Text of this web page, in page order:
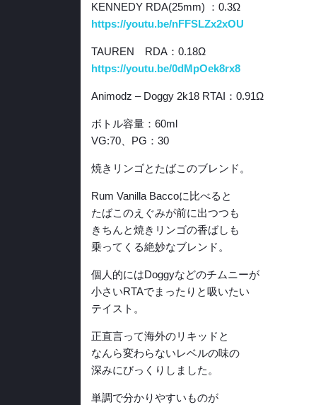
KENNEDY RDA(25mm) ：0.3Ω
https://youtu.be/nFFSLZx2xOU
TAUREN RDA：0.18Ω
https://youtu.be/0dMpOek8rx8
Animodz – Doggy 2k18 RTAI：0.91Ω
ボトル容量：60ml
VG:70、PG：30
焼きリンゴとたばこのブレンド。
Rum Vanilla Baccoに比べると
たばこのえぐみが前に出つつも
きちんと焼きリンゴの香ばしも
乗ってくる絶妙なブレンド。
個人的にはDoggyなどのチムニーが
小さいRTAでまったりと吸いたい
テイスト。
正直言って海外のリキッドと
なんら変わらないレベルの味の
深みにびっくりしました。
単調で分かりやすいものが